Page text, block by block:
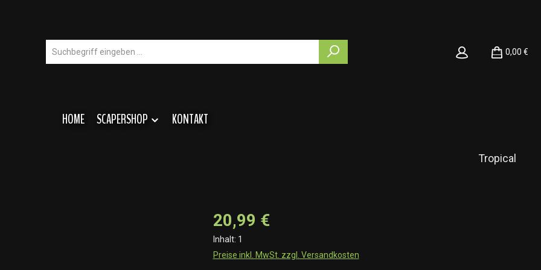
0,00 €
HOME SCAPERSHOP KONTAKT
Tropical
20,99 €
Inhalt: 1
Preise inkl. MwSt. zzgl. Versandkosten